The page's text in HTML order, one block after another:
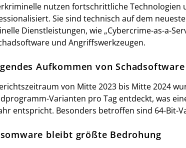
nutzen fortschrittliche Technologien
Sie sind technisch auf dem
Dienstleistungen, wie „Cybercrime-as-a-
und Angriffswerkzeugen.
Aufkommen von Schadsoftware
von Mitte 2023 bis Mitte 2024
Varianten pro Tag entdeckt, was
entspricht. Besonders betroffen sind 64-Bit-
bleibt größte Bedrohung